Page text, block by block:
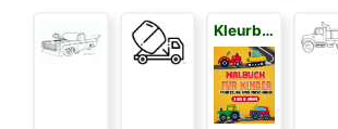
Kleurboek voor Kinderen 3